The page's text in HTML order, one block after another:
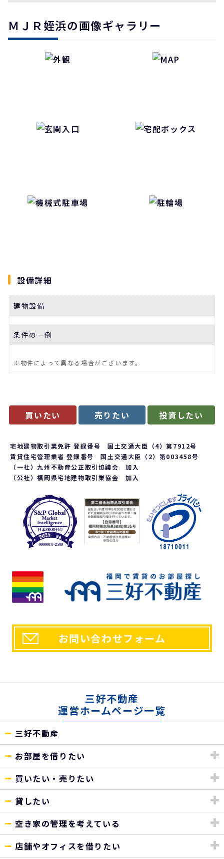
ＭＪＲ姪浜の画像ギャラリー
設備詳細
建物設備
条件の一例
※物件によって異なる場合がございます。
買いたい 売りたい 投資したい
宅地建物取引業免許 登録番号 国土交通大臣（4）第7912号
賃貸住宅管理業者 登録番号 国土交通大臣（2）第003458号
（一社）九州不動産公正取引協議会 加入
（公社）福岡県宅地建物取引業協会 加入
お問い合わせフォーム
三好不動産
運営ホームページ一覧
三好不動産
お部屋を借りたい
買いたい・売りたい
貸したい
空き家の管理を考えている
店舗やオフィスを借りたい